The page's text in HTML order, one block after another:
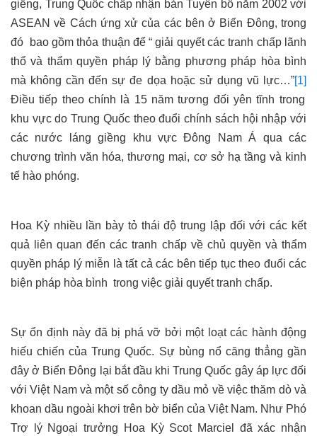
giềng, Trung Quốc chấp nhận bản Tuyên bố năm 2002 với
ASEAN về Cách ứng xử của các bên ở Biển Đông, trong
đó
bao gồm thỏa thuận để “ giải quyết các tranh chấp lãnh
thổ và thẩm quyền pháp lý bằng phương pháp hòa bình
mà không cần đến sự đe dọa hoặc sử dụng vũ lực…”[1]
Điều tiếp theo chính là 15 năm tương đối yên tĩnh trong
khu vực do Trung Quốc theo đuổi chính sách hội nhập với
các nước láng giềng khu vực Đông Nam Á qua các
chương trình văn hóa, thương mại, cơ sở hạ tầng và kinh
tế hào phóng.
Hoa Kỳ nhiều lần bày tỏ thái độ trung lập đối với các kết
quả liên quan đến các tranh chấp về chủ quyền và thẩm
quyền pháp lý miễn là tất cả các bên tiếp tục theo đuổi các
biện pháp hòa bình trong việc giải quyết tranh chấp.
Sự ổn định này đã bị phá vỡ bởi một loạt các hành động
hiếu chiến của Trung Quốc. Sự bùng nổ căng thẳng gần
đây ở Biển Đông lại bắt đầu khi Trung Quốc gây áp lực đối
với Việt Nam và một số công ty dầu mỏ về việc thăm dò và
khoan dầu ngoài khơi trên bờ biển của Việt Nam. Như Phó
Trợ lý Ngoại trưởng Hoa Kỳ Scot Marciel đã xác nhận